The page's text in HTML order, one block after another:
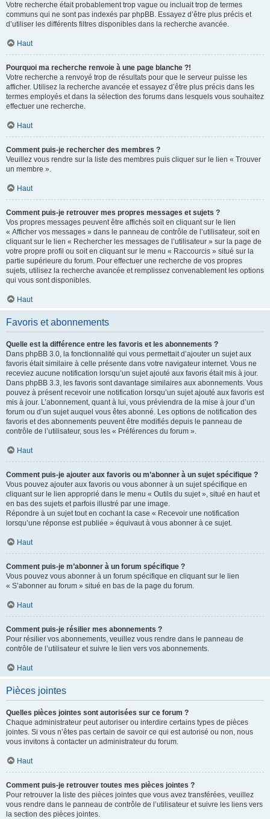
Votre recherche était probablement trop vague ou incluait trop de termes
communs qui ne sont pas indexés par phpBB. Essayez d’être plus précis et
d’utiliser les différents filtres disponibles dans la recherche avancée.
Haut
Pourquoi ma recherche renvoie à une page blanche ?!
Votre recherche a renvoyé trop de résultats pour que le serveur puisse les
afficher. Utilisez la recherche avancée et essayez d’être plus précis dans les
termes employés et dans la sélection des forums dans lesquels vous souhaitez
effectuer une recherche.
Haut
Comment puis-je rechercher des membres ?
Veuillez vous rendre sur la liste des membres puis cliquer sur le lien « Trouver
un membre ».
Haut
Comment puis-je retrouver mes propres messages et sujets ?
Vos propres messages peuvent être affichés soit en cliquant sur le lien
« Afficher vos messages » dans le panneau de contrôle de l’utilisateur, soit en
cliquant sur le lien « Rechercher les messages de l’utilisateur » sur la page de
votre propre profil ou soit en cliquant sur le menu « Raccourcis » situé sur la
partie supérieure du forum. Pour effectuer une recherche de vos propres
sujets, utilisez la recherche avancée et remplissez convenablement les options
qui vous sont disponibles.
Haut
Favoris et abonnements
Quelle est la différence entre les favoris et les abonnements ?
Dans phpBB 3.0, la fonctionnalité qui vous permettait d’ajouter un sujet aux
favoris était similaire à celle présente dans votre navigateur internet. Vous ne
receviez aucune notification lorsqu’un sujet ajouté aux favoris était mis à jour.
Dans phpBB 3.3, les favoris sont davantage similaires aux abonnements. Vous
pouvez à présent recevoir une notification lorsqu’un sujet ajouté aux favoris est
mis à jour. L’abonnement, quant à lui, vous préviendra de la mise à jour d’un
forum ou d’un sujet auquel vous êtes abonné. Les options de notification des
favoris et des abonnements peuvent être modifiés depuis le panneau de
contrôle de l’utilisateur, sous les « Préférences du forum ».
Haut
Comment puis-je ajouter aux favoris ou m’abonner à un sujet spécifique ?
Vous pouvez ajouter aux favoris ou vous abonner à un sujet spécifique en
cliquant sur le lien approprié dans le menu « Outils du sujet », situé en haut et
en bas des sujets et parfois illustré par une image.
Répondre à un sujet tout en cochant la case « Recevoir une notification
lorsqu’une réponse est publiée » équivaut à vous abonner à ce sujet.
Haut
Comment puis-je m’abonner à un forum spécifique ?
Vous pouvez vous abonner à un forum spécifique en cliquant sur le lien
« S’abonner au forum » situé en bas de la page du forum.
Haut
Comment puis-je résilier mes abonnements ?
Pour résilier vos abonnements, veuillez vous rendre dans le panneau de
contrôle de l’utilisateur et suivre le lien vers vos abonnements.
Haut
Pièces jointes
Quelles pièces jointes sont autorisées sur ce forum ?
Chaque administrateur peut autoriser ou interdire certains types de pièces
jointes. Si vous n’êtes pas certain de savoir ce qui est autorisé ou non, nous
vous invitons à contacter un administrateur du forum.
Haut
Comment puis-je retrouver toutes mes pièces jointes ?
Pour retrouver la liste des pièces jointes que vous avez transférées, veuillez
vous rendre dans le panneau de contrôle de l’utilisateur et suivre les liens vers
la section des pièces jointes.